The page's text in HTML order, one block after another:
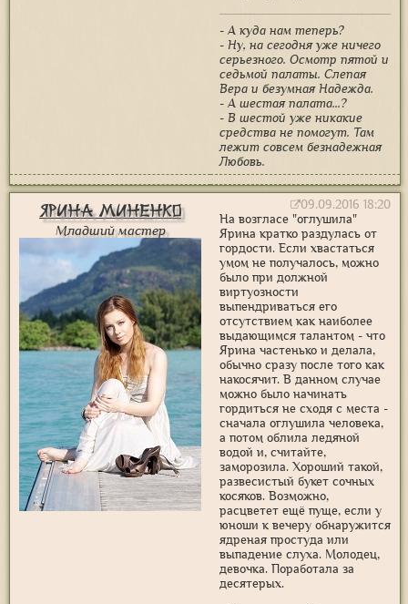
- А куда нам теперь?
- Ну, на сегодня уже ничего
серьезного. Осмотр пятой и
седьмой палаты. Слепая
Вера и безумная Надежда.
- А шестая палата...?
- В шестой уже никакие
средства не помогут. Там
лежит совсем безнадежная
Любовь.
Ярина Миненко
Младший мастер
09.09.2016 18:20
На возгласе "оглушила"
Ярина кратко раздулась от
гордости. Если хвастаться
умом не получалось, можно
было при должной
виртуозности
выпендриваться его
отсутствием как наиболее
выдающимся талантом - что
Ярина частенько и делала,
обычно сразу после того как
накосячит. В данном случае
можно было начинать
гордиться не сходя с места -
сначала оглушила человека,
а потом облила ледяной
водой и, считайте,
заморозила. Хороший такой,
развесистый букет сочных
косяков. Возможно,
расцветет ещё пуще, если у
юноши к вечеру обнаружится
ядреная простуда или
выпадение слуха. Молодец,
девочка. Поработала за
десятерых.